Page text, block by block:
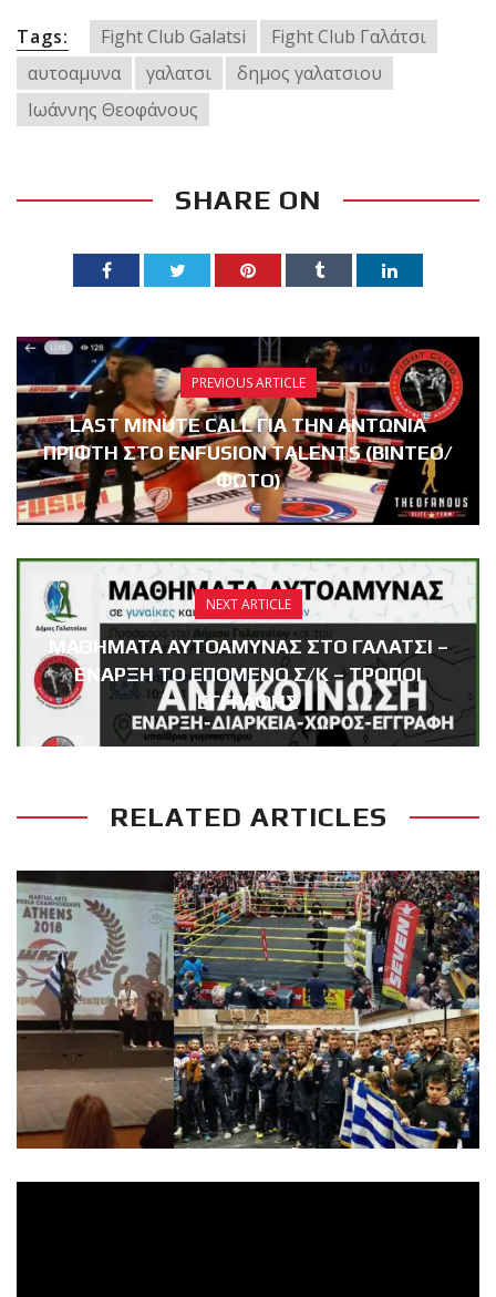
Tags: Fight Club Galatsi
Fight Club Γαλάτσι
αυτοαμυνα
γαλατσι
δημος γαλατσιου
Ιωάννης Θεοφάνους
SHARE ON
PREVIOUS ARTICLE
LAST MINUTE CALL ΓΙΑ ΤΗΝ ΑΝΤΩΝΙΑ
ΠΡΙΦΤΗ ΣΤΟ ENFUSION TALENTS (ΒΙΝΤΕΟ/
ΦΩΤΟ)
NEXT ARTICLE
ΜΑΘΗΜΑΤΑ ΑΥΤΟΑΜΥΝΑΣ ΣΤΟ ΓΑΛΑΤΣΙ –
ΕΝΑΡΞΗ ΤΟ ΕΠΟΜΕΝΟ Σ/Κ – ΤΡΟΠΟΙ
ΕΓΓΡΑΦΗΣ
RELATED ARTICLES